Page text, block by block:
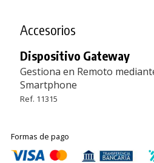
Accesorios
Dispositivo Gateway
Gestiona en Remoto
Smartphone
Ref. 11315
Formas de pago